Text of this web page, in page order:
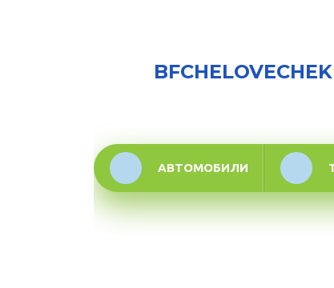
BFCHELOVECHEK
АВТОМОБИЛИ